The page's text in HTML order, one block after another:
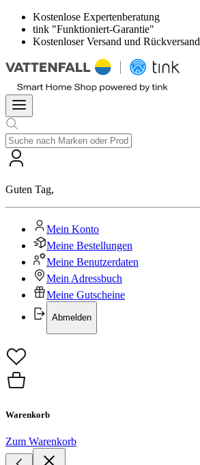
Kostenlose Expertenberatung
tink "Funktioniert-Garantie"
Kostenloser Versand und Rückversand
Guten Tag,
Mein Konto
Meine Bestellungen
Meine Benutzerdaten
Mein Adressbuch
Meine Gutscheine
Abmelden
Warenkorb
Zum Warenkorb